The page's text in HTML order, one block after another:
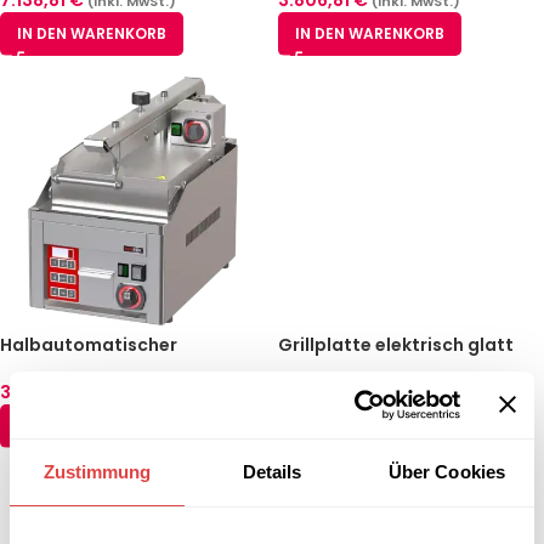
Zustimmung Details Über Cookies
IN DEN WARENKORB IN DEN WARENKORB
Halbautomatischer
ED
3.806,81
Grillplatte elektrisch glatt
€(inkl. MwSt.)
IN DEN WARENKORB